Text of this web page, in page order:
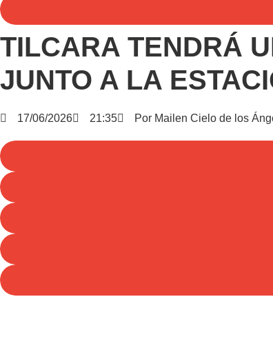
TILCARA TENDRÁ
JUNTO A LA
17/06/2026 21:35 Por Mailen Cielo de los